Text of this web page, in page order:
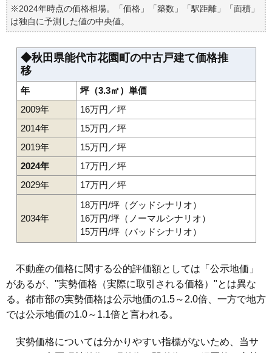
※2024年時点の価格相場。「価格」「築数」「駅距離」「面積」
は独自に予測した値の中央値。
◆秋田県能代市花園町の中古戸建て価格推
移
年
坪（3.3㎡）単価
2009年
16万円／坪
2014年
15万円／坪
2019年
15万円／坪
2024年
17万円／坪
2029年
17万円／坪
2034年
18万円/坪（グッドシナリオ）
16万円/坪（ノーマルシナリオ）
15万円/坪（バッドシナリオ）
不動産の価格に関する公的評価額としては「公示地価」
があるが、"実勢価格（実際に取引される価格）"とは異な
る。都市部の実勢価格は公示地価の1.5～2.0倍、一方で地方
では公示地価の1.0～1.1倍と言われる。
実勢価格については分かりやすい指標がないため、当サ